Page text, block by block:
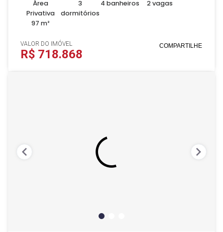
Área
Privativa
97 m²
3
dormitórios
4 banheiros 2 vagas
VALOR DO IMÓVEL
R$ 718.868
COMPARTILHE